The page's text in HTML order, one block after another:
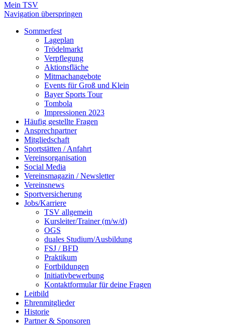
Mein TSV
Navigation überspringen
Sommerfest
Lageplan
Trödelmarkt
Verpflegung
Aktionsfläche
Mitmachangebote
Events für Groß und Klein
Bayer Sports Tour
Tombola
Impressionen 2023
Häufig gestellte Fragen
Ansprechpartner
Mitgliedschaft
Sportstätten / Anfahrt
Vereinsorganisation
Social Media
Vereinsmagazin / Newsletter
Vereinsnews
Sportversicherung
Jobs/Karriere
TSV allgemein
Kursleiter/Trainer (m/w/d)
OGS
duales Studium/Ausbildung
FSJ / BFD
Praktikum
Fortbildungen
Initiativbewerbung
Kontaktformular für deine Fragen
Leitbild
Ehrenmitglieder
Historie
Partner & Sponsoren